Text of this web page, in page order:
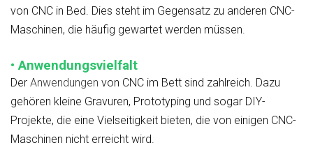
von CNC in Bed. Dies steht im Gegensatz zu anderen CNC-
Maschinen, die häufig gewartet werden müssen.
• Anwendungsvielfalt
Der Anwendungen von CNC im Bett sind zahlreich. Dazu
gehören kleine Gravuren, Prototyping und sogar DIY-
Projekte, die eine Vielseitigkeit bieten, die von einigen CNC-
Maschinen nicht erreicht wird.